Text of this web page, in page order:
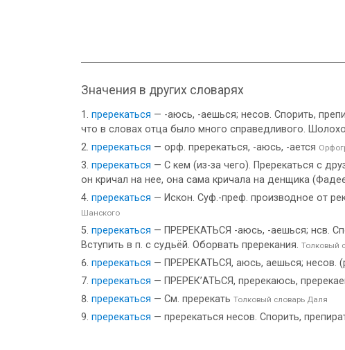
Значения в других словарях
пререкаться — -аюсь, -аешься; несов. Спорить,
что в словах отца было много справедливого.
пререкаться — орф. пререкаться, -аюсь, -ается
пререкаться — С кем (из-за чего). Пререкаться с
он кричал на нее, она сама кричала на денщика
пререкаться — Искон. Суф.-преф. производное от
Шанского
пререкаться — ПРЕРЕКАТЬСЯ -аюсь, -аешься; нсв.
Вступить в п. с судьёй. Оборвать пререкания. Толковый
пререкаться — ПРЕРЕКАТЬСЯ, аюсь, аешься; несов.
пререкаться — ПРЕРЕК’АТЬСЯ, пререкаюсь,
пререкаться — См. пререкать Толковый словарь Даля
пререкаться — пререкаться несов. Спорить,